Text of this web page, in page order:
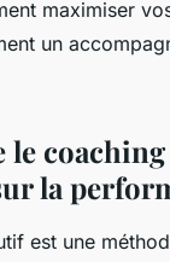
maximiser
un
le
la
est une